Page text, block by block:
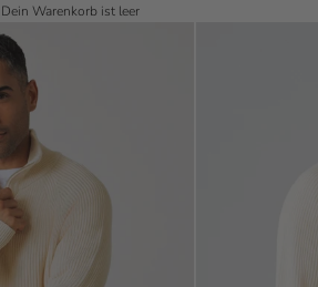
Dein Warenkorb ist leer